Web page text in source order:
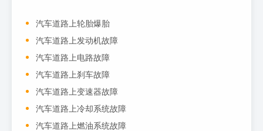
汽车道路上轮胎爆胎
汽车道路上发动机故障
汽车道路上电路故障
汽车道路上刹车故障
汽车道路上变速器故障
汽车道路上冷却系统故障
汽车道路上燃油系统故障